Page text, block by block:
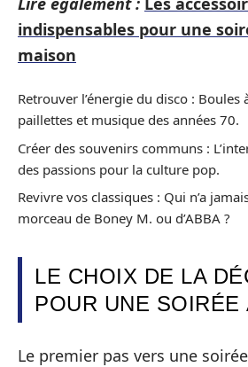
indispensables pour une
maison
Retrouver l’énergie du disco : Boules
paillettes et musique des années 70.
Créer des souvenirs communs :
des passions pour la culture pop.
Revivre vos classiques : Qui n’a
morceau de Boney M. ou d’ABBA ?
LE CHOIX DE LA
POUR UNE SOIRÉE
Le premier pas vers une